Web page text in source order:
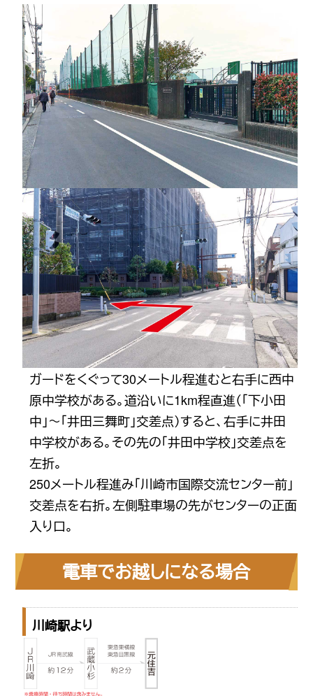
ガードをくぐって30メートル程進むと右手に西中
原中学校がある。道沿いに1km程直進（「下小田
中」〜「井田三舞町」交差点）すると、右手に井田
中学校がある。その先の「井田中学校」交差点を
左折。
250メートル程進み「川崎市国際交流センター前」
交差点を右折。左側駐車場の先がセンターの正面
入り口。
電車でお越しになる場合
川崎駅より